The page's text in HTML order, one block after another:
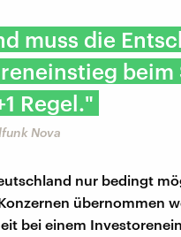
muss die
Regel."
Nova
nur bedingt
übernommen
bei einem